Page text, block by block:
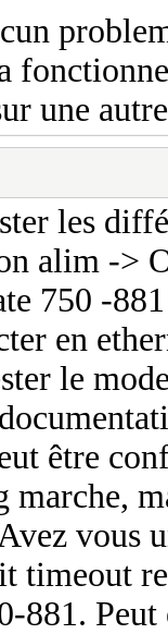
une
les
alim ->
750 -
en
le
être
marche,
vous
timeout
881.